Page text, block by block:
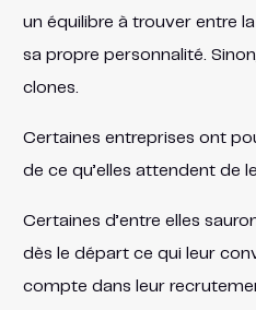
un équilibre à trouver entre
sa propre personnalité.
clones.
Certaines entreprises ont
de ce qu’elles attendent de
Certaines d’entre elles
dès le départ ce qui leur
compte dans leur